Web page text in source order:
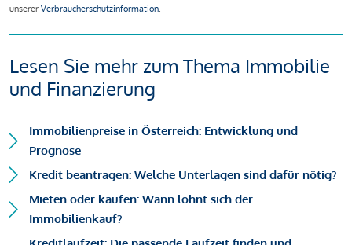
unserer Verbraucherschutzinformation.
Lesen Sie mehr zum Thema Immobilie
und Finanzierung
Immobilienpreise in Österreich: Entwicklung und
Prognose
Kredit beantragen: Welche Unterlagen sind dafür nötig?
Mieten oder kaufen: Wann lohnt sich der
Immobilienkauf?